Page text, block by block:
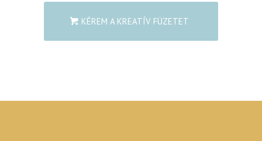
KÉREM A KREATÍV FÜZETET